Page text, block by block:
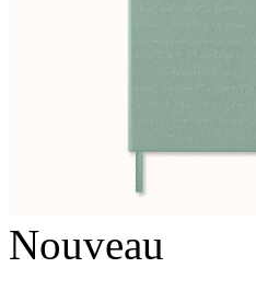
Nouveau